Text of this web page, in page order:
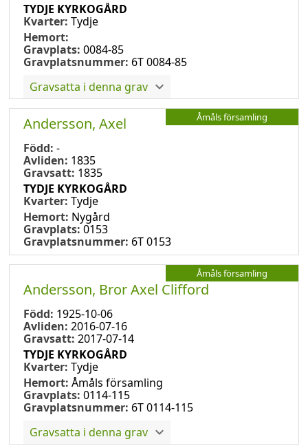
TYDJE KYRKOGÅRD
Kvarter: Tydje
Hemort:
Gravplats: 0084-85
Gravplatsnummer: 6T 0084-85
Gravsatta i denna grav
Åmåls församling
Andersson, Axel
Född: -
Avliden: 1835
Gravsatt: 1835
TYDJE KYRKOGÅRD
Kvarter: Tydje
Hemort: Nygård
Gravplats: 0153
Gravplatsnummer: 6T 0153
Åmåls församling
Andersson, Bror Axel Clifford
Född: 1925-10-06
Avliden: 2016-07-16
Gravsatt: 2017-07-14
TYDJE KYRKOGÅRD
Kvarter: Tydje
Hemort: Åmåls församling
Gravplats: 0114-115
Gravplatsnummer: 6T 0114-115
Gravsatta i denna grav